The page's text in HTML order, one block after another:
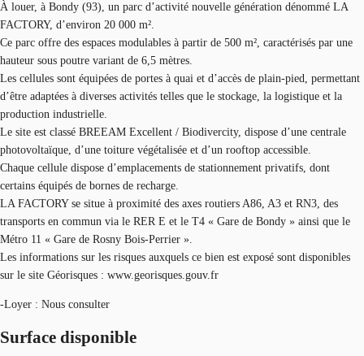
À louer, à Bondy (93), un parc d’activité nouvelle génération dénommé LA
FACTORY, d’environ 20 000 m².
Ce parc offre des espaces modulables à partir de 500 m², caractérisés par une
hauteur sous poutre variant de 6,5 mètres.
Les cellules sont équipées de portes à quai et d’accès de plain-pied, permettant
d’être adaptées à diverses activités telles que le stockage, la logistique et la
production industrielle.
Le site est classé BREEAM Excellent / Biodivercity, dispose d’une centrale
photovoltaïque, d’une toiture végétalisée et d’un rooftop accessible.
Chaque cellule dispose d’emplacements de stationnement privatifs, dont
certains équipés de bornes de recharge.
LA FACTORY se situe à proximité des axes routiers A86, A3 et RN3, des
transports en commun via le RER E et le T4 « Gare de Bondy » ainsi que le
Métro 11 « Gare de Rosny Bois-Perrier ».
Les informations sur les risques auxquels ce bien est exposé sont disponibles
sur le site Géorisques : www.georisques.gouv.fr
-Loyer : Nous consulter
Surface disponible